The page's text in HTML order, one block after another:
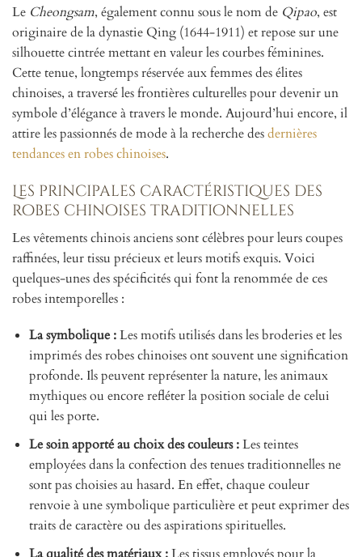
Le Cheongsam, également connu sous le nom de Qipao, est
originaire de la dynastie Qing (1644-1911) et repose sur une
silhouette cintrée mettant en valeur les courbes féminines.
Cette tenue, longtemps réservée aux femmes des élites
chinoises, a traversé les frontières culturelles pour devenir un
symbole d’élégance à travers le monde. Aujourd’hui encore, il
attire les passionnés de mode à la recherche desdernières
tendances en robes chinoises.
Les principales caractéristiques des
robes chinoises traditionnelles
Les vêtements chinois anciens sont célèbres pour leurs coupes
raffinées, leur tissu précieux et leurs motifs exquis. Voici
quelques-unes des spécificités qui font la renommée de ces
robes intemporelles :
La symbolique :Les motifs utilisés dans les broderies et les
imprimés des robes chinoises ont souvent une signification
profonde. Ils peuvent représenter la nature, les animaux
mythiques ou encore refléter la position sociale de celui
qui les porte.
Le soin apporté au choix des couleurs :Les teintes
employées dans la confection des tenues traditionnelles ne
sont pas choisies au hasard. En effet, chaque couleur
renvoie à une symbolique particulière et peut exprimer des
traits de caractère ou des aspirations spirituelles.